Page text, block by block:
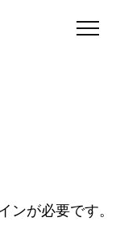
ンが必要です。